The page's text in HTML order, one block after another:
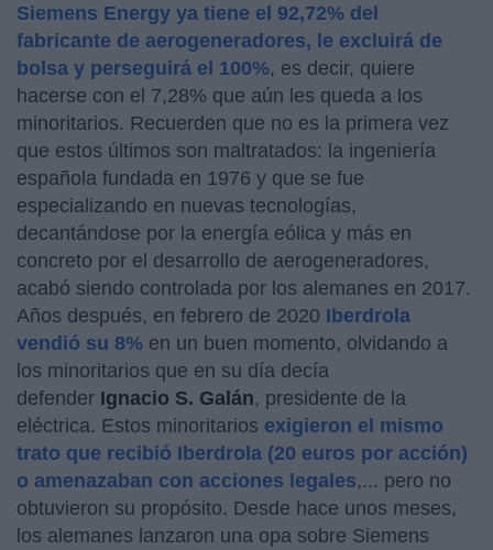
Siemens Energy ya tiene el 92,72% del
fabricante de aerogeneradores, le excluirá de
bolsa y perseguirá el 100%, es decir, quiere
hacerse con el 7,28% que aún les queda a los
minoritarios. Recuerden que no es la primera vez
que estos últimos son maltratados: la ingeniería
española fundada en 1976 y que se fue
especializando en nuevas tecnologías,
decantándose por la energía eólica y más en
concreto por el desarrollo de aerogeneradores,
acabó siendo controlada por los alemanes en 2017.
Años después, en febrero de 2020 Iberdrola
vendió su 8% en un buen momento, olvidando a
los minoritarios que en su día decía
defender Ignacio S. Galán, presidente de la
eléctrica. Estos minoritarios exigieron el mismo
trato que recibió Iberdrola (20 euros por acción)
o amenazaban con acciones legales,... pero no
obtuvieron su propósito. Desde hace unos meses,
los alemanes lanzaron una opa sobre Siemens